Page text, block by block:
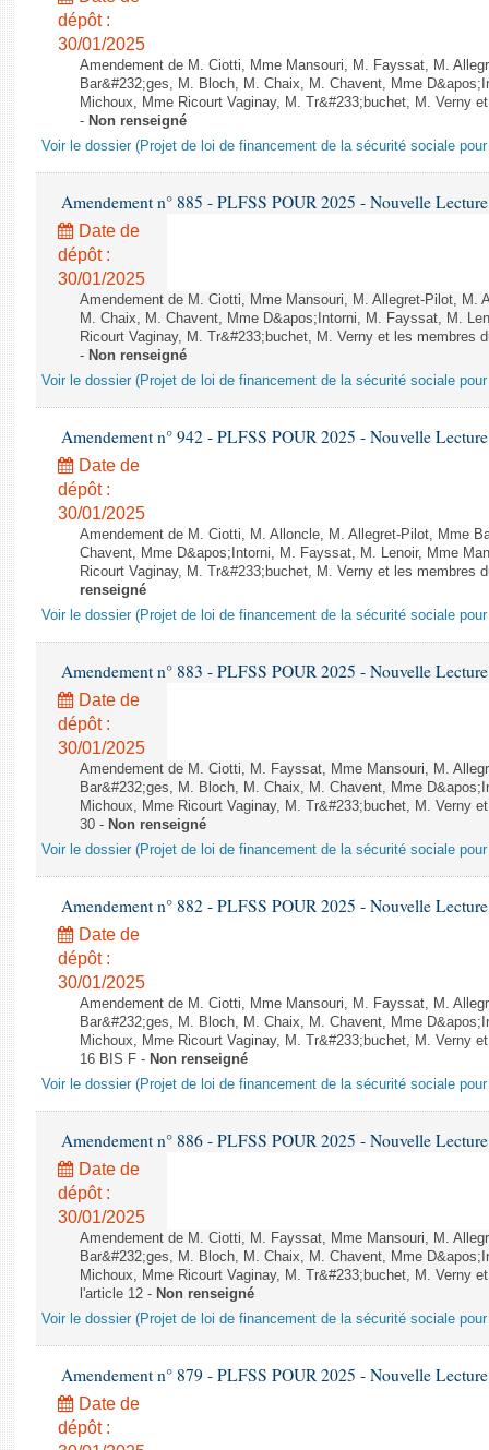
dépôt :
30/01/2025
Amendement de M. Ciotti, Mme Mansouri, M. Fayssat, M.
Bar&#232;ges, M. Bloch, M. Chaix, M. Chavent, Mme
Michoux, Mme Ricourt Vaginay, M. Tr&#233;buchet, M. Verny
- Non renseigné
Voir le dossier (Projet de loi de financement de la sécurité sociale pour
Amendement n° 885 - PLFSS POUR 2025 - Nouvelle
Date de
dépôt :
30/01/2025
Amendement de M. Ciotti, Mme Mansouri, M. Allegret-Pilot, M.
M. Chaix, M. Chavent, Mme D&apos;Intorni, M. Fayssat, M.
Ricourt Vaginay, M. Tr&#233;buchet, M. Verny et les membres
- Non renseigné
Voir le dossier (Projet de loi de financement de la sécurité sociale pour
Amendement n° 942 - PLFSS POUR 2025 - Nouvelle
Date de
dépôt :
30/01/2025
Amendement de M. Ciotti, M. Alloncle, M. Allegret-Pilot, Mme
Chavent, Mme D&apos;Intorni, M. Fayssat, M. Lenoir, Mme
Ricourt Vaginay, M. Tr&#233;buchet, M. Verny et les membres
renseigné
Voir le dossier (Projet de loi de financement de la sécurité sociale pour
Amendement n° 883 - PLFSS POUR 2025 - Nouvelle
Date de
dépôt :
30/01/2025
Amendement de M. Ciotti, M. Fayssat, Mme Mansouri, M.
Bar&#232;ges, M. Bloch, M. Chaix, M. Chavent, Mme
Michoux, Mme Ricourt Vaginay, M. Tr&#233;buchet, M. Verny
30 - Non renseigné
Voir le dossier (Projet de loi de financement de la sécurité sociale pour
Amendement n° 882 - PLFSS POUR 2025 - Nouvelle
Date de
dépôt :
30/01/2025
Amendement de M. Ciotti, Mme Mansouri, M. Fayssat, M.
Bar&#232;ges, M. Bloch, M. Chaix, M. Chavent, Mme
Michoux, Mme Ricourt Vaginay, M. Tr&#233;buchet, M. Verny
16 BIS F - Non renseigné
Voir le dossier (Projet de loi de financement de la sécurité sociale pour
Amendement n° 886 - PLFSS POUR 2025 - Nouvelle
Date de
dépôt :
30/01/2025
Amendement de M. Ciotti, M. Fayssat, Mme Mansouri, M.
Bar&#232;ges, M. Bloch, M. Chaix, M. Chavent, Mme
Michoux, Mme Ricourt Vaginay, M. Tr&#233;buchet, M. Verny
l'article 12 - Non renseigné
Voir le dossier (Projet de loi de financement de la sécurité sociale pour
Amendement n° 879 - PLFSS POUR 2025 - Nouvelle
Date de
dépôt :